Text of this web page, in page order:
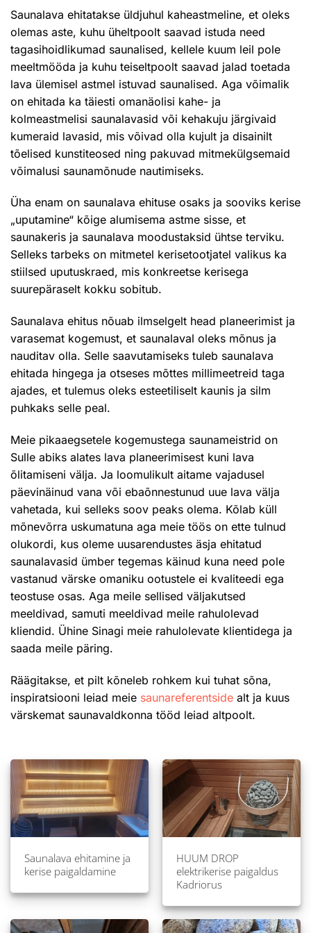
Saunalava ehitatakse üldjuhul kaheastmeline, et oleks
olemas aste, kuhu üheltpoolt saavad istuda need
tagasihoidlikumad saunalised, kellele kuum leil pole
meeltmööda ja kuhu teiseltpoolt saavad jalad toetada
lava ülemisel astmel istuvad saunalised. Aga võimalik
on ehitada ka täiesti omanäolisi kahe- ja
kolmeastmelisi saunalavasid või kehakuju järgivaid
kumeraid lavasid, mis võivad olla kujult ja disainilt
tõelised kunstiteosed ning pakuvad mitmekülgsemaid
võimalusi saunamõnude nautimiseks.
Üha enam on saunalava ehituse osaks ja sooviks kerise
„uputamine“ kõige alumisema astme sisse, et
saunakeris ja saunalava moodustaksid ühtse terviku.
Selleks tarbeks on mitmetel kerisetootjatel valikus ka
stiilsed uputuskraed, mis konkreetse kerisega
suurepäraselt kokku sobitub.
Saunalava ehitus nõuab ilmselgelt head planeerimist ja
varasemat kogemust, et saunalaval oleks mõnus ja
nauditav olla. Selle saavutamiseks tuleb saunalava
ehitada hingega ja otseses mõttes millimeetreid taga
ajades, et tulemus oleks esteetiliselt kaunis ja silm
puhkaks selle peal.
Meie pikaaegsetele kogemustega saunameistrid on
Sulle abiks alates lava planeerimisest kuni lava
õlitamiseni välja. Ja loomulikult aitame vajadusel
päevinäinud vana või ebaõnnestunud uue lava välja
vahetada, kui selleks soov peaks olema. Kõlab küll
mõnevõrra uskumatuna aga meie töös on ette tulnud
olukordi, kus oleme uusarendustes äsja ehitatud
saunalavasid ümber tegemas käinud kuna need pole
vastanud värske omaniku ootustele ei kvaliteedi ega
teostuse osas. Aga meile sellised väljakutsed
meeldivad, samuti meeldivad meile rahulolevad
kliendid. Ühine Sinagi meie rahulolevate klientidega ja
saada meile päring.
Räägitakse, et pilt kõneleb rohkem kui tuhat sõna,
inspiratsiooni leiad meie saunareferentside alt ja kuus
värskemat saunavaldkonna tööd leiad altpoolt.
Saunalava ehitamine ja
kerise paigaldamine
HUUM DROP
elektrikerise paigaldus
Kadriorus